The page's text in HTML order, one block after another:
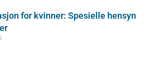
for kvinner: Spesielle hensyn